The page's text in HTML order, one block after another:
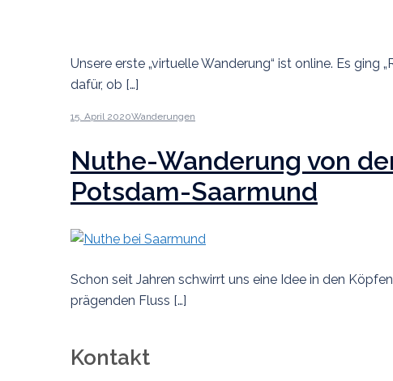
Unsere erste „virtuelle Wanderung“ ist online. Es ging
dafür, ob […]
15. April 2020Wanderungen
Nuthe-Wanderung von
Potsdam-Saarmund
Schon seit Jahren schwirrt uns eine Idee in den
prägenden Fluss […]
Kontakt